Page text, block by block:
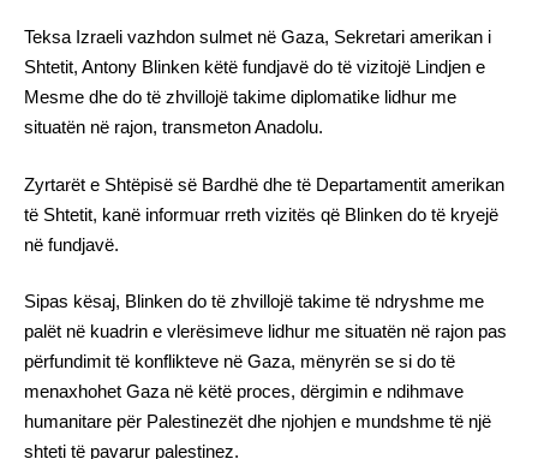
Teksa Izraeli vazhdon sulmet në Gaza, Sekretari amerikan i
Shtetit, Antony Blinken këtë fundjavë do të vizitojë Lindjen e
Mesme dhe do të zhvillojë takime diplomatike lidhur me
situatën në rajon, transmeton Anadolu.
Zyrtarët e Shtëpisë së Bardhë dhe të Departamentit amerikan
të Shtetit, kanë informuar rreth vizitës që Blinken do të kryejë
në fundjavë.
Sipas kësaj, Blinken do të zhvillojë takime të ndryshme me
palët në kuadrin e vlerësimeve lidhur me situatën në rajon pas
përfundimit të konflikteve në Gaza, mënyrën se si do të
menaxhohet Gaza në këtë proces, dërgimin e ndihmave
humanitare për Palestinezët dhe njohjen e mundshme të një
shteti të pavarur palestinez.